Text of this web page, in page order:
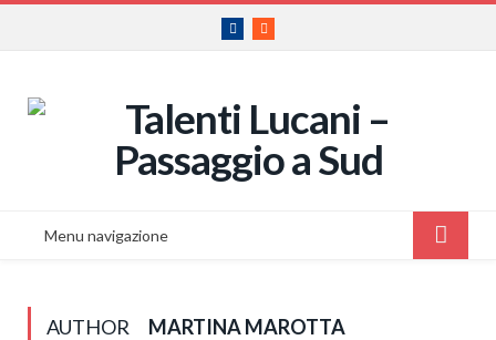
Facebook
RSS
Menu navigazione
AUTHOR MARTINA MAROTTA